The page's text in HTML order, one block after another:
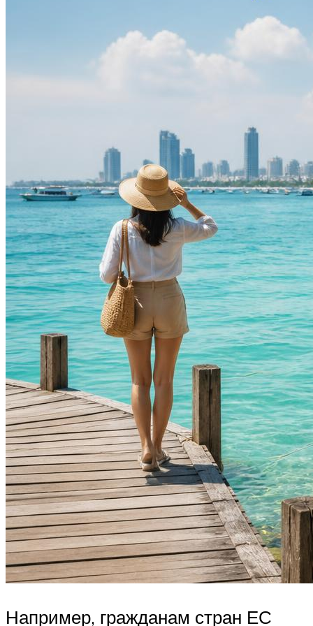
Например, гражданам стран ЕС